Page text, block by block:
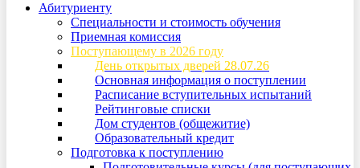
Абитуриенту
Специальности и стоимость обучения
Приемная комиссия
Поступающему в 2026 году
День открытых дверей 28.07.26
Основная информация о поступлении
Расписание вступительных испытаний
Рейтинговые списки
Дом студентов (общежитие)
Образовательный кредит
Подготовка к поступлению